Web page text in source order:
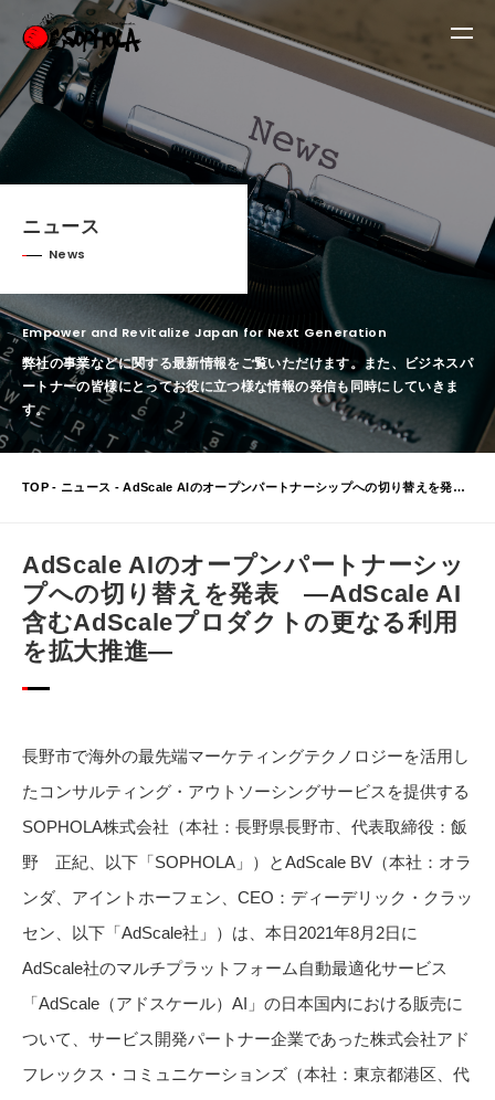
ニュース
News
Empower and Revitalize Japan for Next Generation
弊社の事業などに関する最新情報をご覧いただけます。 また、ビジネスパ
ートナーの皆様にとってお役に立つ様な情報の発信も同時にしていきま
す。
TOP - ニュース - AdScale AIのオープンパートナーシップへの切り替えを発表 ―AdScale AI含むAdScaleプロダクトの更なる利用を拡大推進―
AdScale AIのオープンパートナーシッ
プへの切り替えを発表 ―AdScale AI
含むAdScaleプロダクトの更なる利用
を拡大推進―
長野市で海外の最先端マーケティングテクノロジーを活用し
たコンサルティング・アウトソーシングサービスを提供する
SOPHOLA株式会社（本社：長野県長野市、代表取締役：飯
野 正紀、以下「SOPHOLA」）とAdScale BV（本社：オラ
ンダ、アイントホーフェン、CEO：ディーデリック・クラッ
セン、以下「AdScale社」）は、本日2021年8月2日に
AdScale社のマルチプラットフォーム自動最適化サービス
「AdScale（アドスケール）AI」の日本国内における販売に
ついて、サービス開発パートナー企業であった株式会社アド
フレックス・コミュニケーションズ（本社：東京都港区、代